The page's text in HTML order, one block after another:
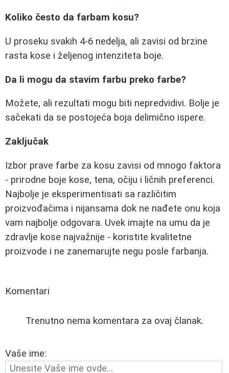
Koliko često da farbam kosu?
U proseku svakih 4-6 nedelja, ali zavisi od brzine
rasta kose i željenog intenziteta boje.
Da li mogu da stavim farbu preko farbe?
Možete, ali rezultati mogu biti nepredvidivi. Bolje je
sačekati da se postojeća boja delimično ispere.
Zaključak
Izbor prave farbe za kosu zavisi od mnogo faktora
- prirodne boje kose, tena, očiju i ličnih preferenci.
Najbolje je eksperimentisati sa različitim
proizvođačima i nijansama dok ne nađete onu koja
vam najbolje odgovara. Uvek imajte na umu da je
zdravlje kose najvažnije - koristite kvalitetne
proizvode i ne zanemarujte negu posle farbanja.
Komentari
Trenutno nema komentara za ovaj članak.
Vaše ime: